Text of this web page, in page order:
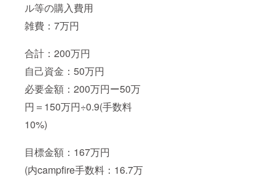
ル等の購入費用
雑費：7万円
合計：200万円
自己資金：50万円
必要金額：200万円ー50万
円＝150万円÷0.9(手数料
10%)
目標金額：167万円
(内campfire手数料：16.7万